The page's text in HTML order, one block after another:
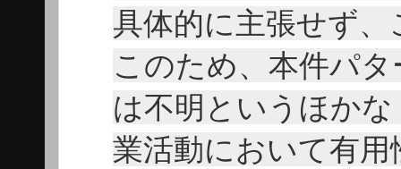
具体的に主張せず
このため、本件パ
は不明というほか
業活動において有